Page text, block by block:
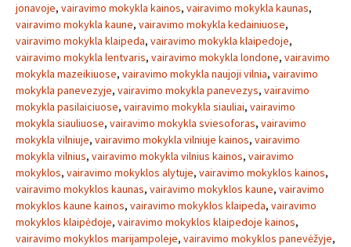
jonavoje, vairavimo mokykla kainos, vairavimo mokykla kaunas,
vairavimo mokykla kaune, vairavimo mokykla kedainiuose,
vairavimo mokykla klaipeda, vairavimo mokykla klaipedoje,
vairavimo mokykla lentvaris, vairavimo mokykla londone, vairavimo
mokykla mazeikiuose, vairavimo mokykla naujoji vilnia, vairavimo
mokykla panevezyje, vairavimo mokykla panevezys, vairavimo
mokykla pasilaiciuose, vairavimo mokykla siauliai, vairavimo
mokykla siauliuose, vairavimo mokykla sviesoforas, vairavimo
mokykla vilniuje, vairavimo mokykla vilniuje kainos, vairavimo
mokykla vilnius, vairavimo mokykla vilnius kainos, vairavimo
mokyklos, vairavimo mokyklos alytuje, vairavimo mokyklos kainos,
vairavimo mokyklos kaunas, vairavimo mokyklos kaune, vairavimo
mokyklos kaune kainos, vairavimo mokyklos klaipeda, vairavimo
mokyklos klaipėdoje, vairavimo mokyklos klaipedoje kainos,
vairavimo mokyklos marijampoleje, vairavimo mokyklos panevėžyje,